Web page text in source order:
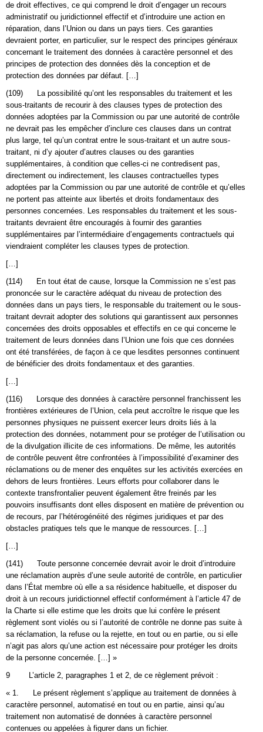
de droit effectives, ce qui comprend le droit d’engager un recours
administratif ou juridictionnel effectif et d’introduire une action en
réparation, dans l’Union ou dans un pays tiers. Ces garanties
devraient porter, en particulier, sur le respect des principes généraux
concernant le traitement des données à caractère personnel et des
principes de protection des données dès la conception et de
protection des données par défaut. […]
(109) La possibilité qu’ont les responsables du traitement et les
sous-traitants de recourir à des clauses types de protection des
données adoptées par la Commission ou par une autorité de contrôle
ne devrait pas les empêcher d’inclure ces clauses dans un contrat
plus large, tel qu’un contrat entre le sous-traitant et un autre sous-
traitant, ni d’y ajouter d’autres clauses ou des garanties
supplémentaires, à condition que celles-ci ne contredisent pas,
directement ou indirectement, les clauses contractuelles types
adoptées par la Commission ou par une autorité de contrôle et qu’elles
ne portent pas atteinte aux libertés et droits fondamentaux des
personnes concernées. Les responsables du traitement et les sous-
traitants devraient être encouragés à fournir des garanties
supplémentaires par l’intermédiaire d’engagements contractuels qui
viendraient compléter les clauses types de protection.
[…]
(114) En tout état de cause, lorsque la Commission ne s’est pas
prononcée sur le caractère adéquat du niveau de protection des
données dans un pays tiers, le responsable du traitement ou le sous-
traitant devrait adopter des solutions qui garantissent aux personnes
concernées des droits opposables et effectifs en ce qui concerne le
traitement de leurs données dans l’Union une fois que ces données
ont été transférées, de façon à ce que lesdites personnes continuent
de bénéficier des droits fondamentaux et des garanties.
[…]
(116) Lorsque des données à caractère personnel franchissent les
frontières extérieures de l’Union, cela peut accroître le risque que les
personnes physiques ne puissent exercer leurs droits liés à la
protection des données, notamment pour se protéger de l’utilisation ou
de la divulgation illicite de ces informations. De même, les autorités
de contrôle peuvent être confrontées à l’impossibilité d’examiner des
réclamations ou de mener des enquêtes sur les activités exercées en
dehors de leurs frontières. Leurs efforts pour collaborer dans le
contexte transfrontalier peuvent également être freinés par les
pouvoirs insuffisants dont elles disposent en matière de prévention ou
de recours, par l’hétérogénéité des régimes juridiques et par des
obstacles pratiques tels que le manque de ressources. […]
[…]
(141) Toute personne concernée devrait avoir le droit d’introduire
une réclamation auprès d’une seule autorité de contrôle, en particulier
dans l’État membre où elle a sa résidence habituelle, et disposer du
droit à un recours juridictionnel effectif conformément à l’article 47 de
la Charte si elle estime que les droits que lui confère le présent
règlement sont violés ou si l’autorité de contrôle ne donne pas suite à
sa réclamation, la refuse ou la rejette, en tout ou en partie, ou si elle
n’agit pas alors qu’une action est nécessaire pour protéger les droits
de la personne concernée. […] »
9 L’article 2, paragraphes 1 et 2, de ce règlement prévoit :
« 1. Le présent règlement s’applique au traitement de données à
caractère personnel, automatisé en tout ou en partie, ainsi qu’au
traitement non automatisé de données à caractère personnel
contenues ou appelées à figurer dans un fichier.